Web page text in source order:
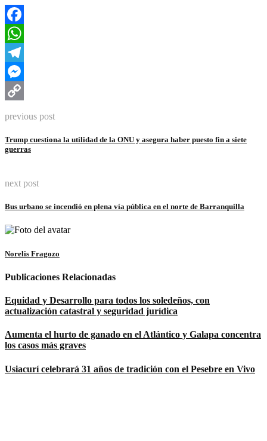
Facebook
WhatsApp
Telegram
Messenger
previous post
Trump cuestiona la utilidad de la ONU y asegura haber puesto fin a siete
guerras
next post
Bus urbano se incendió en plena vía pública en el norte de Barranquilla
Norelis Fragozo
Publicaciones Relacionadas
Equidad y Desarrollo para todos los soledeños, con
actualización catastral y seguridad jurídica
Aumenta el hurto de ganado en el Atlántico y Galapa concentra
los casos más graves
Usiacurí celebrará 31 años de tradición con el Pesebre en Vivo